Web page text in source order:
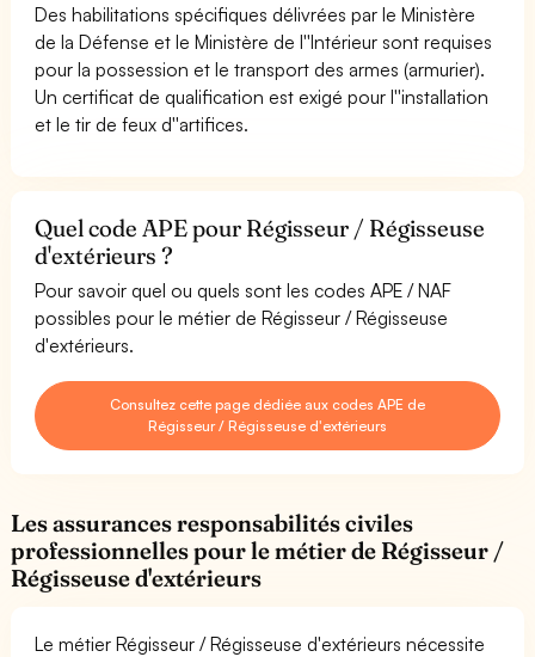
Des habilitations spécifiques délivrées par le Ministère
de la Défense et le Ministère de l''Intérieur sont requises
pour la possession et le transport des armes (armurier).
Un certificat de qualification est exigé pour l''installation
et le tir de feux d''artifices.
Quel code APE pour Régisseur / Régisseuse
d'extérieurs ?
Pour savoir quel ou quels sont les codes APE / NAF
possibles pour le métier de Régisseur / Régisseuse
d'extérieurs.
Consultez cette page dédiée aux codes APE de
Régisseur / Régisseuse d'extérieurs
Les assurances responsabilités civiles
professionnelles pour le métier de Régisseur /
Régisseuse d'extérieurs
Le métier Régisseur / Régisseuse d'extérieurs nécessite